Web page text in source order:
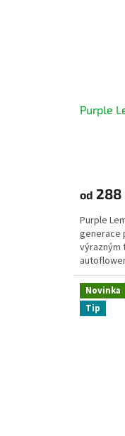
Purple
od 288
Purple
generace
výrazným
Novinka
Tip